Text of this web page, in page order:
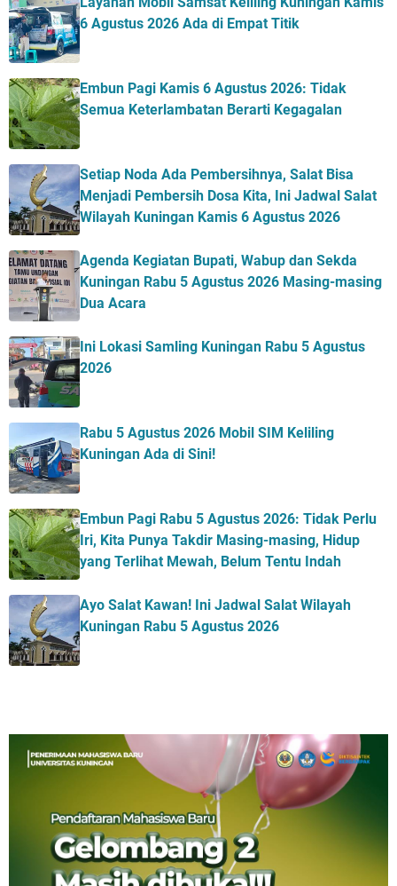
6 Agustus 2026 Ada di Empat Titik
Embun Pagi Kamis 6 Agustus 2026: Tidak
Semua Keterlambatan Berarti Kegagalan
Setiap Noda Ada Pembersihnya, Salat Bisa
Menjadi Pembersih Dosa Kita, Ini Jadwal Salat
Wilayah Kuningan Kamis 6 Agustus 2026
Agenda Kegiatan Bupati, Wabup dan Sekda
Kuningan Rabu 5 Agustus 2026 Masing-masing
Dua Acara
Ini Lokasi Samling Kuningan Rabu 5 Agustus
2026
Rabu 5 Agustus 2026 Mobil SIM Keliling
Kuningan Ada di Sini!
Embun Pagi Rabu 5 Agustus 2026: Tidak Perlu
Iri, Kita Punya Takdir Masing-masing, Hidup
yang Terlihat Mewah, Belum Tentu Indah
Ayo Salat Kawan! Ini Jadwal Salat Wilayah
Kuningan Rabu 5 Agustus 2026